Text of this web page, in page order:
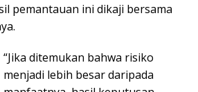
pemantauan ini dikaji bersama
“Jika ditemukan bahwa risiko
menjadi lebih besar daripada